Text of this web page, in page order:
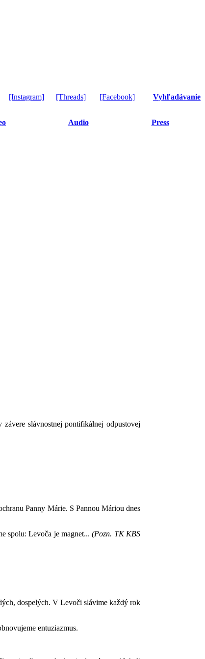
[Instagram] [Threads] [Facebook] Vyhľadávanie
Audio Press
slávnostnej pontifikálnej odpustovej
Panny Márie. S Pannou Máriou dnes
spolu: Levoča je magnet...(Pozn. TK KBS
dospelých. V Levoči slávime každý rok
entuziazmus.